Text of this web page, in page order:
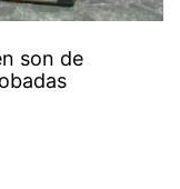
son de